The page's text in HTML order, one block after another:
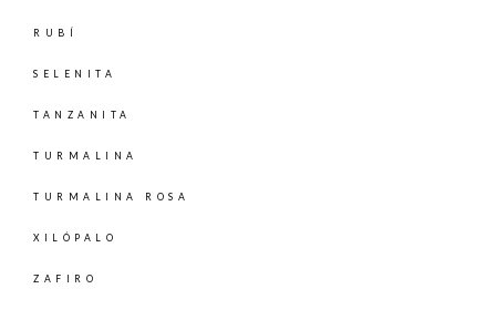
RUBÍ
SELENITA
TANZANITA
TURMALINA
TURMALINA ROSA
XILÓPALO
ZAFIRO